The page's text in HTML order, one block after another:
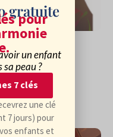
vous une
gratuite
pour
un enfant
peau ?
7 clés
une clé
7 jours) pour
enfants et